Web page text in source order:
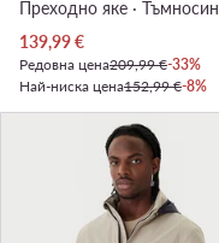
Преходно яке · Тъмносин
Актуална цена
139,99€
Редовна цена209,99 €-33%
Най-ниска цена152,99 €-8%